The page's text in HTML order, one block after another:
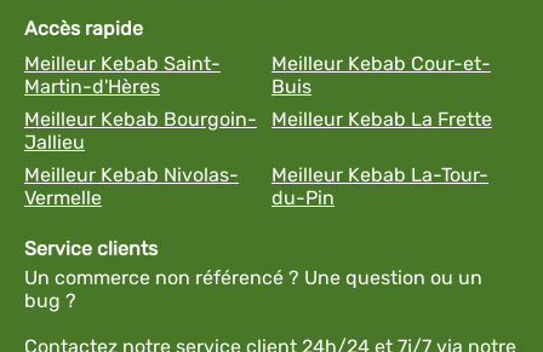
Accès rapide
Meilleur Kebab Saint-
Martin-d'Hères
Meilleur Kebab Cour-et-
Buis
Meilleur Kebab Bourgoin-
Jallieu
Meilleur Kebab La Frette
Meilleur Kebab Nivolas-
Vermelle
Meilleur Kebab La-Tour-
du-Pin
Service clients
Un commerce non référencé ? Une question ou un
bug ?
Contactez notre service client 24h/24 et 7j/7 via notre